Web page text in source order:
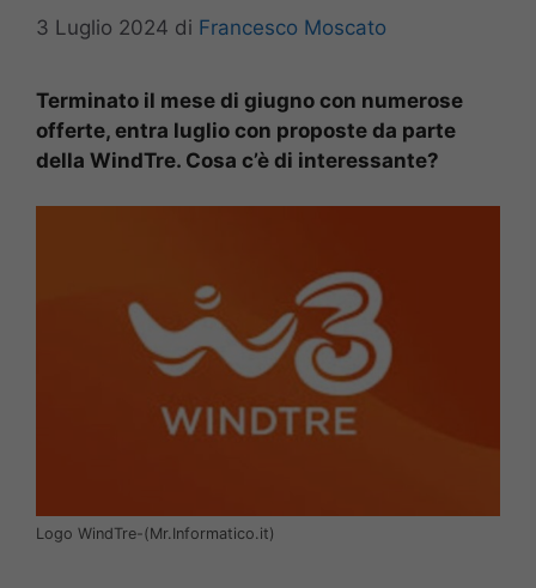
3 Luglio 2024 di Francesco Moscato
Terminato il mese di giugno con numerose
offerte, entra luglio con proposte da parte
della WindTre. Cosa c’è di interessante?
Logo WindTre-(Mr.Informatico.it)